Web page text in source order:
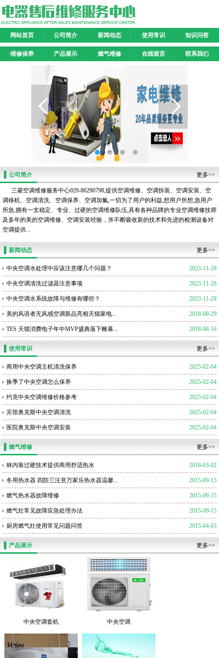
网站首页 公司简介 新闻动态 使用常识 知识问答
维修保养 产品展示 燃气维修 在线留言 联系我们
公司简介 更多>>
三菱空调维修服务中心029-86290798,提供空调维修、空调拆装、空调安装、空
调移机、空调清洗、空调保养、空调加氟,一切为了用户的利益,想用户所想,急用户
所急,拥有一支稳定、专业、过硬的空调维修队伍,具有各种品牌的专业空调维修技师
及多年的美的空调维修、空调安装经验，并不断吸收新的技术和先进的检测设备对
空调提供...
新闻动态 更多>>
2023-11-28
中央空调水处理中应该注意哪几个问题？
2023-11-28
中央空调清洗过滤器注意事项
2023-11-28
中央空调水系统故障与维修有哪些？
2018-08-29
美的风语者无风感空调新品亮相天猫家电...
2018-08-16
TES 天猫消费电子年中MVP盛典落下帷幕...
使用常识 更多>>
2025-02-04
商用中央空调主机清洗保养
2025-02-04
换季了中央空调怎么保养
2025-02-04
约克中央空调维修价格参考
2025-02-04
宾馆奥克斯中央空调清洗
2025-02-04
医院奥克斯中央空调安装
燃气维修 更多>>
2016-03-02
林内靠过硬技术提供商用舒适热水
2015-09-15
冬用热水器 四防三注意万家乐热水器温馨...
2015-09-15
燃气热水器故障维修
2015-09-15
燃气灶常见故障应急处理办法
2015-04-03
厨房燃气灶使用常见问题问答
产品展示 更多>>
中央空调套机 中央空调